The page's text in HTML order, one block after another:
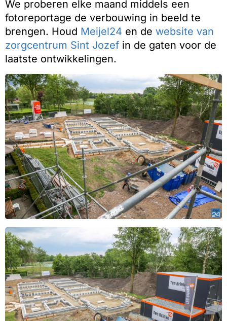
We proberen elke maand middels een
fotoreportage de verbouwing in beeld te
brengen. Houd Meijel24 en de website van
zorgcentrum Sint Jozef in de gaten voor de
laatste ontwikkelingen.